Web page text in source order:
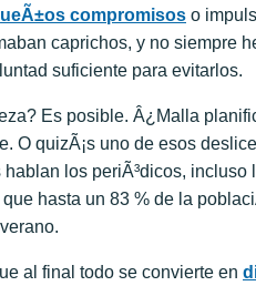
compromisos o
caprichos, y no siempre
suficiente para evitarlos.
Es posible. Â¿Malla
O quizÃ¡s uno de esos
los periÃ³dicos, incluso
hasta un 83 % de la
al final todo se convierte en